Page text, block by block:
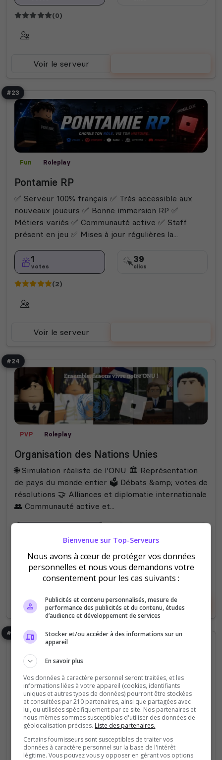
(0)
Voir le serveur
#23
Fun Roleplay
Pontamie RP
✅ Serveur 100% français ✅ Très accessible aux
nouveaux joueurs ✅ Bonne immersion RP ✅
Métiers variés ✅ Communauté active ✅ Staff
présent en jeu ✅ Mises à jour régulières la...
1
votes
39
clics
(2)
Voir le serveur
#24
PVP Roleplay
Organisation des Nations Unies
🌐 Simulation réaliste de l’ONU 🏛️ Représentation
de pays du monde entier 🗳️ Débats &amp; votes de
résolutions 🤝 Alliances et diplomatie internationale
👥 Communauté active et...
clics
(1)
Voir le serveur Voter
#25
Roleplay
French Tram
French Tram est un jeu de simulation de tramway
français regroupant des système exclusif de
Bienvenue sur Top-Serveurs
Nous avons à cœur de protéger vos données
personnelles et nous vous demandons votre
consentement pour les cas suivants :
Publicités et contenu personnalisés, mesure de
performance des publicités et du contenu, études
d’audience et développement de services
Stocker et/ou accéder à des informations sur un
appareil
En savoir plus
Vos données à caractère personnel seront traitées, et les
informations liées à votre appareil (cookies, identifiants
uniques et autres types de données) pourront être stockées
et consultées par 210 partenaires, ainsi que partagées avec
lui, ou utilisées spécifiquement par ce site. Nos partenaires et
nous-mêmes sommes susceptibles d'utiliser des données de
géolocalisation précises. Liste des partenaires.
Certains fournisseurs sont susceptibles de traiter vos
données à caractère personnel sur la base de l'intérêt
légitime. Vous pouvez vous y opposer en gérant vos options